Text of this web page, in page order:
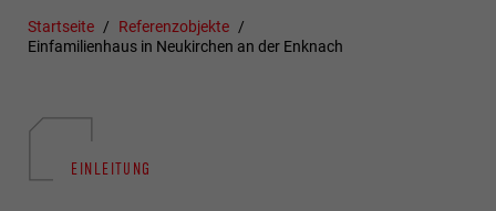
Startseite
Referenzobjekte
Einfamilienhaus in Neukirchen an der Enknach
EINLEITUNG